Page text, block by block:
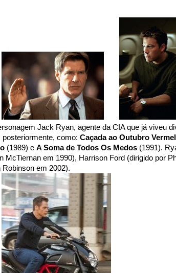
Jack Ryan, agente da CIA que já viveu
como: Caçada ao Outubro
(1989) e A Soma de Todos Os Medos (1991).
McTiernan em 1990), Harrison Ford (dirigido por
em 2002).